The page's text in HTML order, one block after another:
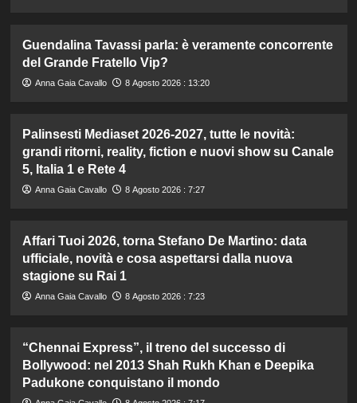
Guendalina Tavassi parla: è veramente concorrente
del Grande Fratello Vip?
Anna Gaia Cavallo 8 Agosto 2026 : 13:20
Palinsesti Mediaset 2026-2027, tutte le novità:
grandi ritorni, reality, fiction e nuovi show su Canale
5, Italia 1 e Rete 4
Anna Gaia Cavallo 8 Agosto 2026 : 7:27
Affari Tuoi 2026, torna Stefano De Martino: data
ufficiale, novità e cosa aspettarsi dalla nuova
stagione su Rai 1
Anna Gaia Cavallo 8 Agosto 2026 : 7:23
“Chennai Express”, il treno del successo di
Bollywood: nel 2013 Shah Rukh Khan e Deepika
Padukone conquistano il mondo